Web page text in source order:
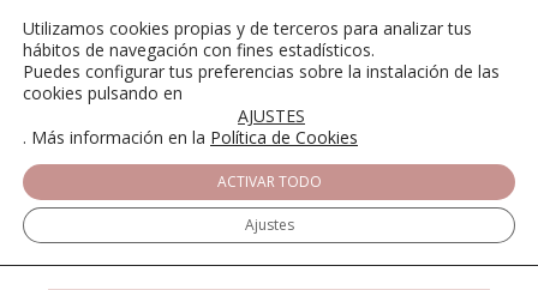
Utilizamos cookies propias y de terceros para analizar tus
hábitos de navegación con fines estadísticos.
Puedes configurar tus preferencias sobre la instalación de las
cookies pulsando en
AJUSTES
. Más información en la Política de Cookies
ACTIVAR TODO
Ajustes